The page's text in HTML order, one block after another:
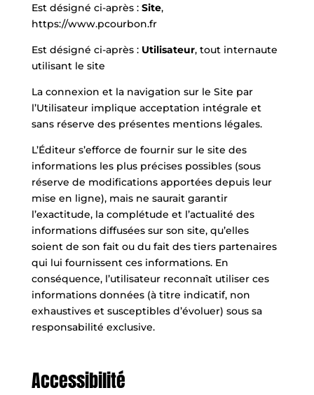
Est désigné ci-après : Site,
https://www.pcourbon.fr
Est désigné ci-après : Utilisateur, tout internaute
utilisant le site
La connexion et la navigation sur le Site par
l’Utilisateur implique acceptation intégrale et
sans réserve des présentes mentions légales.
L’Éditeur s’efforce de fournir sur le site des
informations les plus précises possibles (sous
réserve de modifications apportées depuis leur
mise en ligne), mais ne saurait garantir
l’exactitude, la complétude et l’actualité des
informations diffusées sur son site, qu’elles
soient de son fait ou du fait des tiers partenaires
qui lui fournissent ces informations. En
conséquence, l’utilisateur reconnaît utiliser ces
informations données (à titre indicatif, non
exhaustives et susceptibles d’évoluer) sous sa
responsabilité exclusive.
Accessibilité